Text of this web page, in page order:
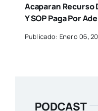
Acaparan Recurso
Y SOP Paga Por
Publicado: Enero 06,
PODCAST